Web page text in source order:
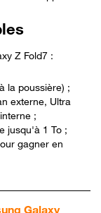
Z Fold7 :
la poussière) ;
externe, Ultra
;
jusqu'à 1 To ;
gagner en
Galaxy